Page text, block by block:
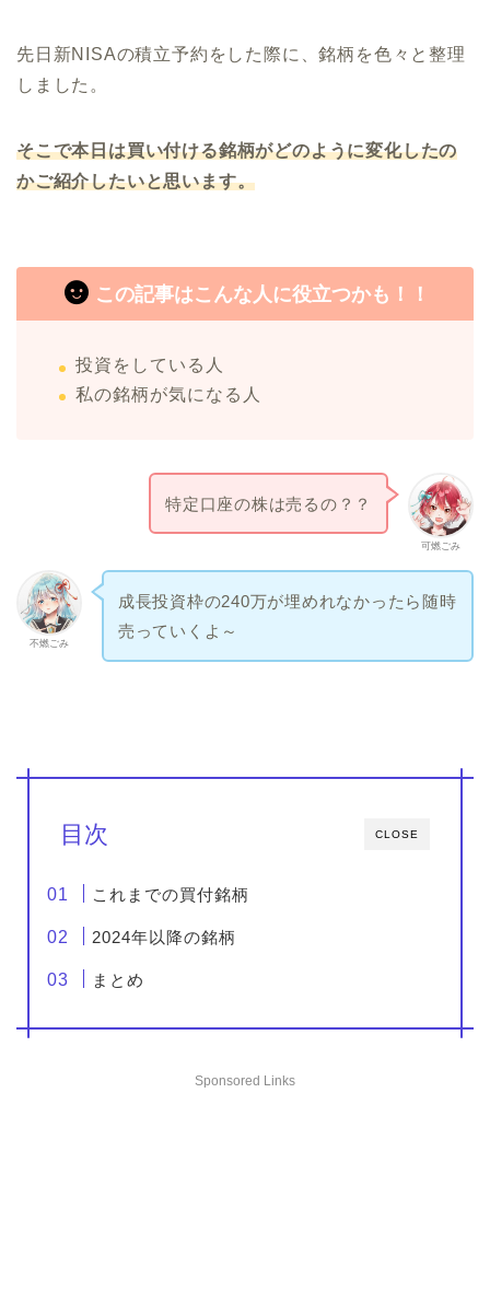
先日新NISAの積立予約をした際に、銘柄を色々と整理
しました。
そこで本日は買い付ける銘柄がどのように変化したの
かご紹介したいと思います。
この記事はこんな人に役立つかも！！
投資をしている人
私の銘柄が気になる人
可燃ごみ
特定口座の株は売るの？？
不燃ごみ
成長投資枠の240万が埋めれなかったら随時
売っていくよ～
CLOSE
目次
これまでの買付銘柄
2024年以降の銘柄
まとめ
Sponsored Links